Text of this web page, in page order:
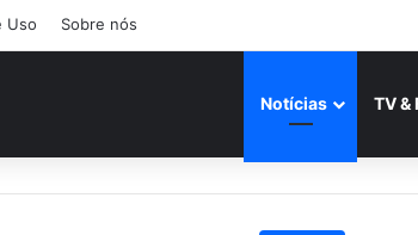
Uso Sobre nós
Notícias TV &